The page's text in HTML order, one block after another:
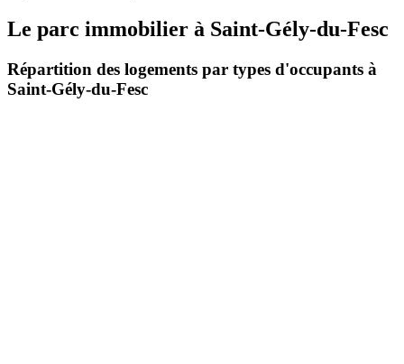
Le parc immobilier à Saint-Gély-du-Fesc
Répartition des logements par types d'occupants à
Saint-Gély-du-Fesc